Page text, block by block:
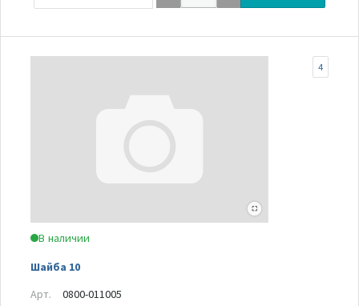
В наличии
Шайба 10
4
Арт.
0800-011005